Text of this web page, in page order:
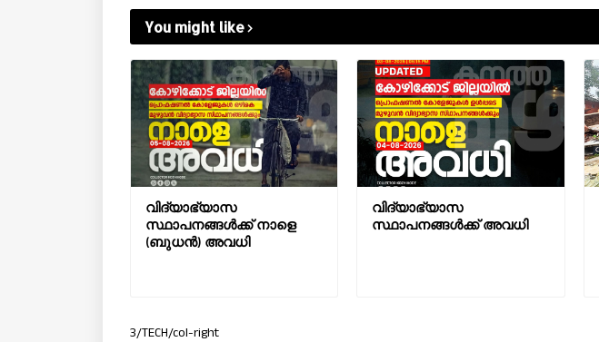
You might like
വിദ്യാഭ്യാസ
സ്ഥാപനങ്ങൾക്ക് നാളെ
(ബുധൻ) അവധി
വിദ്യാഭ്യാസ
സ്ഥാപനങ്ങൾക്ക് അവധി
3/TECH/col-right